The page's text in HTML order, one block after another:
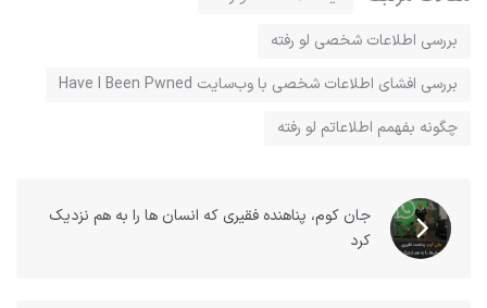
بررسی اطلاعات شخصی لو رفته
بررسی افشای اطلاعات شخصی با وب‌سایت Have I Been Pwned
چگونه بفهمم اطلاعاتم لو رفته
جان کوم، پناهنده فقیری که انسان ها را به هم نزدیک
کرد